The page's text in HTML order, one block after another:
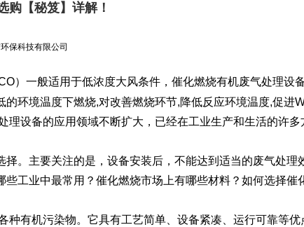
购【秘笈】详解！
保科技有限公司
）一般适用于低浓度大风条件，催化燃烧有机废气处理设
环境温度下燃烧,对改善燃烧环节,降低反应环境温度,促进
设备的应用领域不断扩大，已经在工业生产和生活的许多
主要关注的是，设备安装后，不能达到适当的废气处理
工业中最常用？催化燃烧市场上有哪些材料？如何选择催
有机污染物。它具有工艺简单、设备紧凑、运行可靠等优